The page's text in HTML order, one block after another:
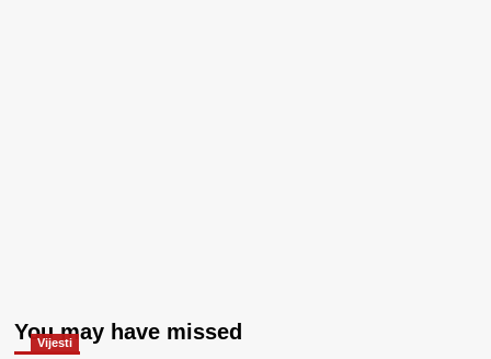
You may have missed
Vijesti